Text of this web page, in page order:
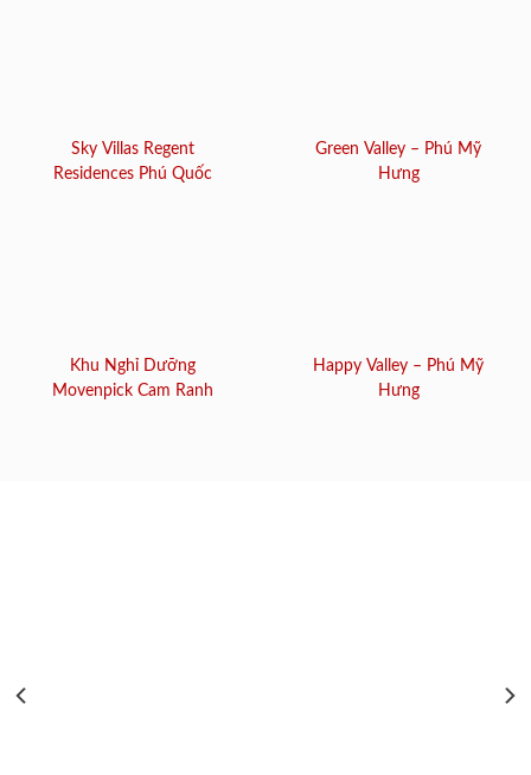
Sky Villas Regent
Residences Phú Quốc
Green Valley – Phú Mỹ
Hưng
Khu Nghỉ Dưỡng
Movenpick Cam Ranh
Happy Valley – Phú Mỹ
Hưng